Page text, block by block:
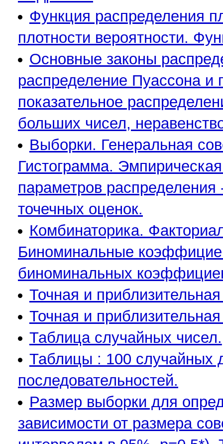
Функция распределения
плотности вероятности.
Основные законы
распределение Пуассона и
показательное
больших чисел,
Выборки. Генеральная
Гистограмма.
параметров
точечных оценок.
Комбинаторика.
Биноминальные
биноминальных
Точная и
Точная и
Таблица случайных чисел.
Таблицы : 100 случайных
последовательностей.
Размер выборки для
зависимости от размера